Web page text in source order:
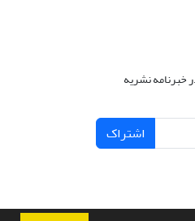
خبرنامه نشریه
اشتراک